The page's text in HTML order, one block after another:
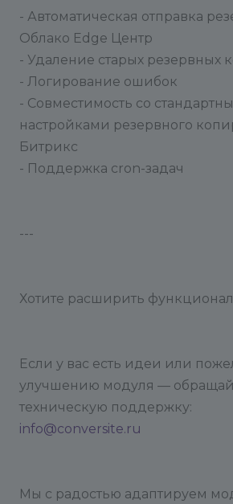
- Автоматическая отправка
Облако Edge Центр
- Удаление старых резервных
- Логирование ошибок
- Совместимость со
настройками резервного
Битрикс
- Поддержка cron-задач
---
Хотите расширить
Если у вас есть идеи или
улучшению модуля —
техническую поддержку:
info@conversite.ru
Мы с радостью адаптируем